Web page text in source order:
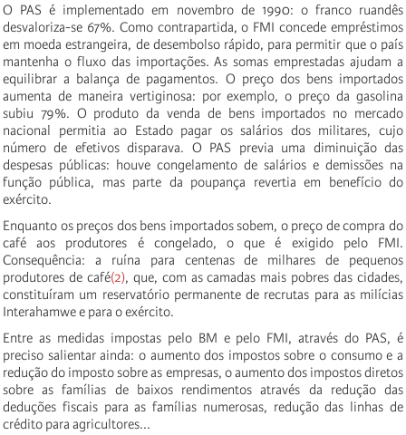
O PAS é implementado em novembro de 1990: o franco ruandês
desvaloriza-se 67%. Como contrapartida, o FMI concede empréstimos
em moeda estrangeira, de desembolso rápido, para permitir que o país
mantenha o fluxo das importações. As somas emprestadas ajudam a
equilibrar a balança de pagamentos. O preço dos bens importados
aumenta de maneira vertiginosa: por exemplo, o preço da gasolina
subiu 79%. O produto da venda de bens importados no mercado
nacional permitia ao Estado pagar os salários dos militares, cujo
número de efetivos disparava. O PAS previa uma diminuição das
despesas públicas: houve congelamento de salários e demissões na
função pública, mas parte da poupança revertia em benefício do
exército.
Enquanto os preços dos bens importados sobem, o preço de compra do
café aos produtores é congelado, o que é exigido pelo FMI.
Consequência: a ruína para centenas de milhares de pequenos
produtores de café(2), que, com as camadas mais pobres das cidades,
constituíram um reservatório permanente de recrutas para as milícias
Interahamwe e para o exército.
Entre as medidas impostas pelo BM e pelo FMI, através do PAS, é
preciso salientar ainda: o aumento dos impostos sobre o consumo e a
redução do imposto sobre as empresas, o aumento dos impostos diretos
sobre as famílias de baixos rendimentos através da redução das
deduções fiscais para as famílias numerosas, redução das linhas de
crédito para agricultores...